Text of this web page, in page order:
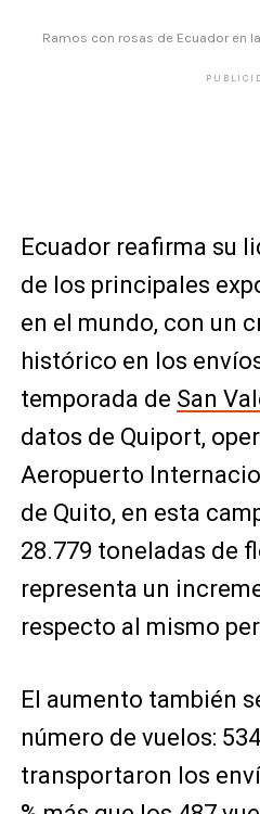
Ramos con rosas de Ecuador en
Ecuador reafirma su
de los principales
en el mundo, con un
histórico en los
temporada de San
datos de Quiport,
Aeropuerto
de Quito, en esta
28.779 toneladas de
representa un
respecto al mismo
El aumento también
número de vuelos:
transportaron los